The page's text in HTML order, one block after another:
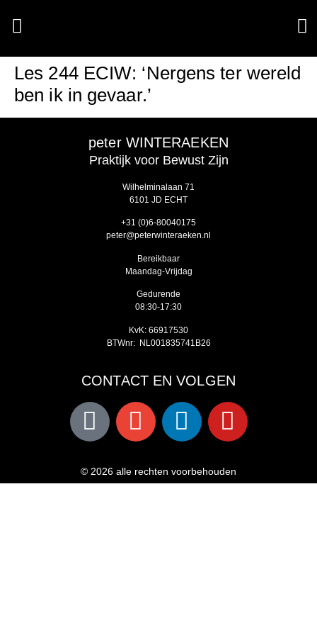
Les 244 ECIW: ‘Nergens ter wereld
ben ik in gevaar.’
peter WINTERAEKEN
Praktijk voor Bewust Zijn
Wilhelminalaan 71
6101 JD ECHT
‭+31 (0)6-80040175‬
peter@peterwinteraeken.nl
Bereikbaar
Maandag-Vrijdag
Gedurende
08:30-17:30
KvK: 66917530
BTWnr: NL001835741B26
CONTACT EN VOLGEN
© 2026 alle rechten voorbehouden